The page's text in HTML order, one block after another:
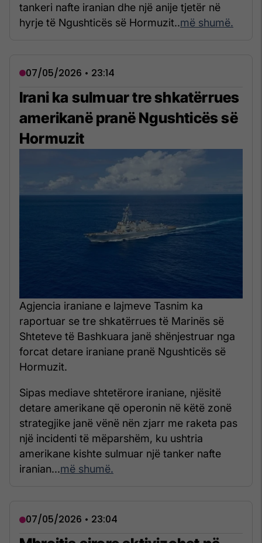
tankeri nafte iranian dhe një anije tjetër në
hyrje të Ngushticës së Hormuzit..më shumë.
07/05/2026 • 23:14
Irani ka sulmuar tre shkatërrues
amerikanë pranë Ngushticës së
Hormuzit
Agjencia iraniane e lajmeve Tasnim ka
raportuar se tre shkatërrues të Marinës së
Shteteve të Bashkuara janë shënjestruar nga
forcat detare iraniane pranë Ngushticës së
Hormuzit.
Sipas mediave shtetërore iraniane, njësitë
detare amerikane që operonin në këtë zonë
strategjike janë vënë nën zjarr me raketa pas
një incidenti të mëparshëm, ku ushtria
amerikane kishte sulmuar një tanker nafte
iranian...më shumë.
07/05/2026 • 23:04